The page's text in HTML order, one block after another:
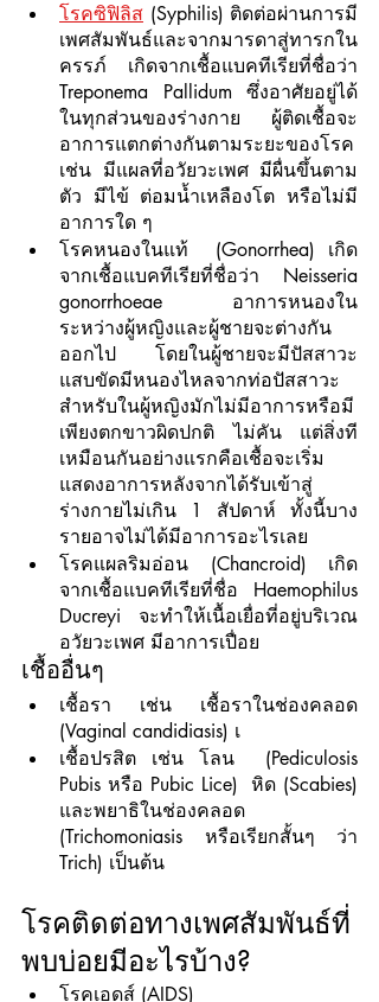
โรคซิฟิลิส (Syphilis) ติดต่อผ่านการมี
เพศสัมพันธ์และจากมารดาสู่ทารกใน
ครรภ์ เกิดจากเชื้อแบคทีเรียที่ชื่อว่า
Treponema Pallidum ซึ่งอาศัยอยู่ได้
ในทุกส่วนของร่างกาย ผู้ติดเชื้อจะ
อาการแตกต่างกันตามระยะของโรค
เช่น มีแผลที่อวัยวะเพศ มีผื่นขึ้นตาม
ตัว มีไข้ ต่อมน้ำเหลืองโต หรือไม่มี
อาการใด ๆ
โรคหนองในแท้  (Gonorrhea) เกิด
จากเชื้อแบคทีเรียที่ชื่อว่า Neisseria
gonorrhoeae อาการหนองใน
ระหว่างผู้หญิงและผู้ชายจะต่างกัน
ออกไป โดยในผู้ชายจะมีปัสสาวะ
แสบขัดมีหนองไหลจากท่อปัสสาวะ
สำหรับในผู้หญิงมักไม่มีอาการหรือมี
เพียงตกขาวผิดปกติ ไม่คัน แต่สิ่งที
เหมือนกันอย่างแรกคือเชื้อจะเริ่ม
แสดงอาการหลังจากได้รับเข้าสู่
ร่างกายไม่เกิน 1 สัปดาห์ ทั้งนี้บาง
รายอาจไม่ได้มีอาการอะไรเลย
โรคแผลริมอ่อน (Chancroid) เกิด
จากเชื้อแบคทีเรียที่ชื่อ Haemophilus
Ducreyi จะทำให้เนื้อเยื่อที่อยู่บริเวณ
อวัยวะเพศ มีอาการเปื่อย
เชื้ออื่นๆ
เชื้อรา เช่น เชื้อราในช่องคลอด
(Vaginal candidiasis) เ
เชื้อปรสิต เช่น โลน  (Pediculosis
Pubis หรือ Pubic Lice)  หิด (Scabies)
และพยาธิในช่องคลอด
(Trichomoniasis หรือเรียกสั้นๆ ว่า
Trich) เป็นต้น
โรคติดต่อทางเพศสัมพันธ์ที่
พบบ่อยมีอะไรบ้าง?
โรคเอดส์ (AIDS)